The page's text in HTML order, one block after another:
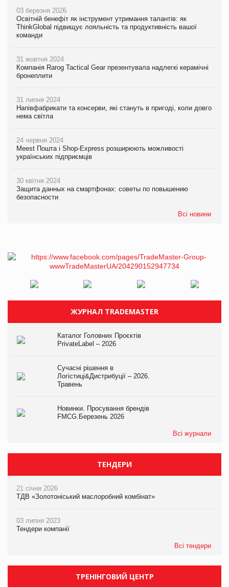
03 березня 2026
Освітній бенефіт як інструмент утримання талантів: як
ThinkGlobal підвищує лояльність та продуктивність вашої
команди
31 жовтня 2024
Компанія Rarog Tactical Gear презентувала надлегкі керамічні
бронеплити
31 липня 2024
Напівфабрикати та консерви, які стануть в пригоді, коли довго
нема світла
24 червня 2024
Meest Пошта і Shop-Express розширюють можливості
українських підприємців
30 квітня 2024
Защита данных на смартфонах: советы по повышению
безопасности
Всі новини
ЖУРНАЛ TRADEMASTER
Каталог Головних Проєктів
PrivateLabel – 2026
Сучасні рішення в
Логістиці&Дистрибуції – 2026.
Травень
Новинки. Просування брендів
FMCG.Березень 2026
Всі журнали
ТЕНДЕРИ
21 січня 2026
ТДВ «Золотоніський маслоробний комбінат»
03 липня 2023
Тендери компанії
Всі тендери
ТРЕНІНГОВИЙ ЦЕНТР